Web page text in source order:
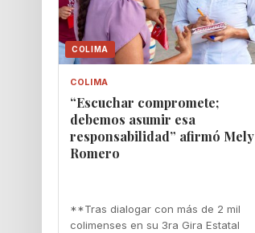
COLIMA
COLIMA
“Escuchar compromete;
debemos asumir esa
responsabilidad” afirmó Mely
Romero
**Tras dialogar con más de 2 mil
colimenses en su 3ra Gira Estatal